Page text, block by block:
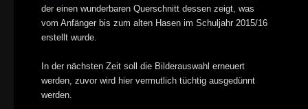
der einen wunderbaren Querschnitt dessen zeigt, was
vom Anfänger bis zum alten Hasen im Schuljahr 2015/16
erstellt wurde.
In der nächsten Zeit soll die Bilderauswahl erneuert
werden, zuvor wird hier vermutlich tüchtig ausgedünnt
werden.